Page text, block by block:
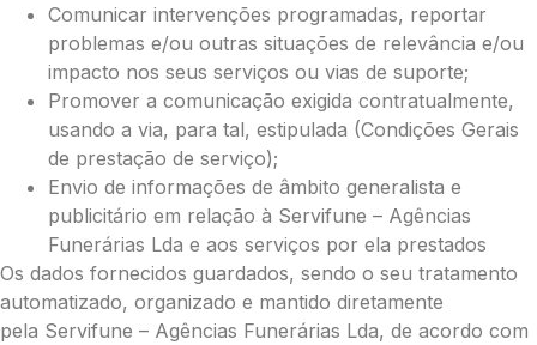
O seu email*
Mensagem a constar no cartão
Pedidos/Informações adicionais
Comunicar intervenções programadas, reportar
problemas e/ou outras situações de relevância e/ou
impacto nos seus serviços ou vias de suporte;
Promover a comunicação exigida contratualmente,
usando a via, para tal, estipulada (Condições Gerais
de prestação de serviço);
Envio de informações de âmbito generalista e
publicitário em relação à Servifune – Agências
Funerárias Lda e aos serviços por ela prestados
Os dados fornecidos guardados, sendo o seu tratamento
automatizado, organizado e mantido diretamente
pela Servifune – Agências Funerárias Lda, de acordo com